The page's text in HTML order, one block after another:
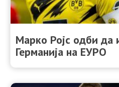
Марко Ројс одби да
Германија на ЕУРО